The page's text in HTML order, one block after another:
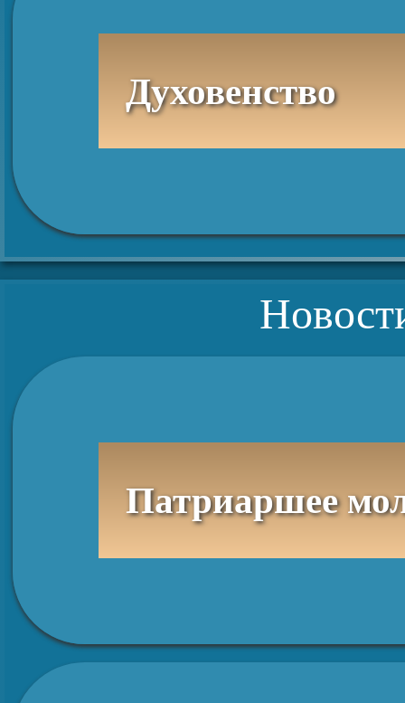
Духовенство
Патриаршее молебное пение в день памяти святого